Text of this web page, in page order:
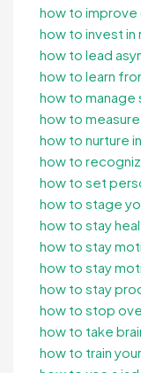
how to improve
how to invest in
how to lead
how to learn
how to
how to
how to nurture
how to
how to set
how to stage
how to stay
how to stay
how to stay
how to stay
how to stop
how to take
how to train